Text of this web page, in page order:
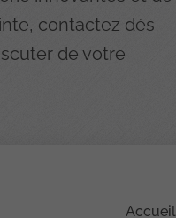
contactez dès
de votre
Accueil